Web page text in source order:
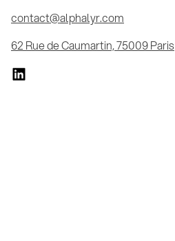
contact@alphalyr.com
62 Rue de Caumartin, 75009 Paris